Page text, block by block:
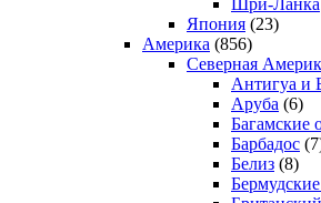
Япония (23)
Америка (856)
Северная
Антигуа и
Аруба (6)
Багамские
Барбадос
Белиз (8)